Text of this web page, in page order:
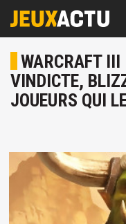
WARCRAFT III
VINDICTE,
JOUEURS QUI